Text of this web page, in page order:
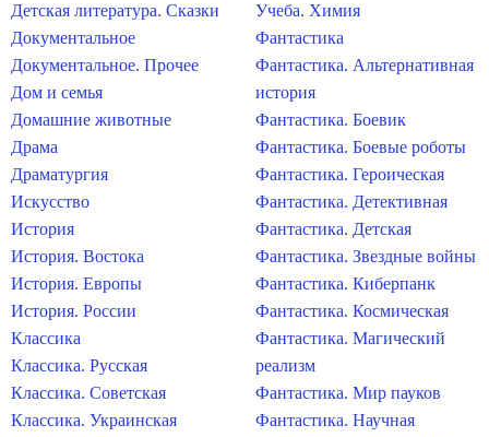
Детская литература. Сказки
Документальное
Документальное. Прочее
Дом и семья
Домашние животные
Драма
Драматургия
Искусство
История
История. Востока
История. Европы
История. России
Классика
Классика. Русская
Классика. Советская
Классика. Украинская
Учеба. Химия
Фантастика
Фантастика. Альтернативная
история
Фантастика. Боевик
Фантастика. Боевые роботы
Фантастика. Героическая
Фантастика. Детективная
Фантастика. Детская
Фантастика. Звездные войны
Фантастика. Киберпанк
Фантастика. Космическая
Фантастика. Магический
реализм
Фантастика. Мир пауков
Фантастика. Научная